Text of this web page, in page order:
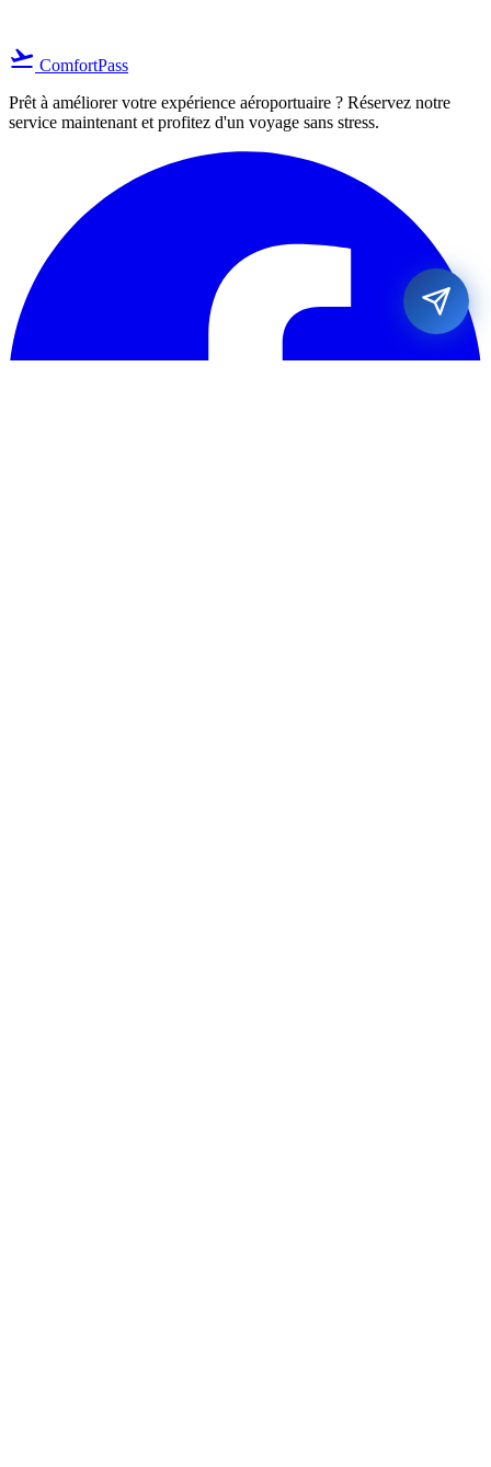
flight_takeoff ComfortPass
Prêt à améliorer votre expérience aéroportuaire ? Réservez notre
service maintenant et profitez d'un voyage sans stress.